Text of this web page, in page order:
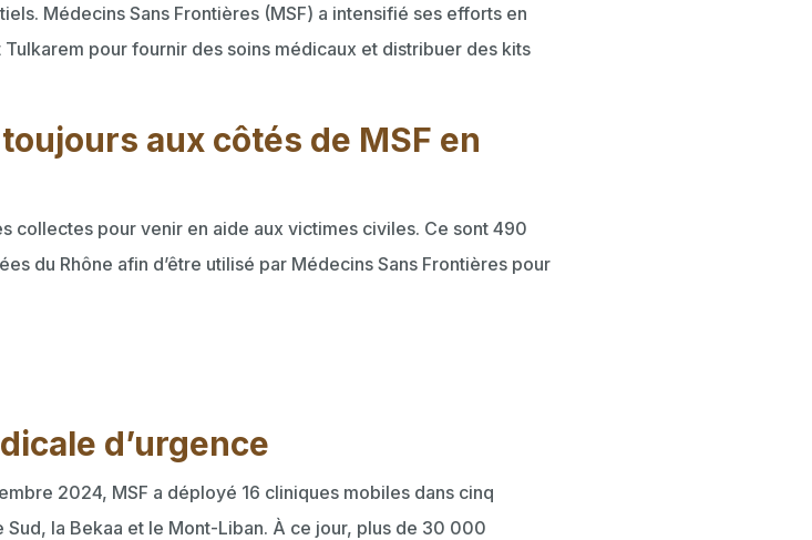
Médecins Sans Frontières (MSF) a intensifié ses efforts en
pour fournir des soins médicaux et distribuer des kits
aux côtés de MSF en
collectes pour venir en aide aux victimes civiles. Ce sont 490
du Rhône afin d’être utilisé par Médecins Sans Frontières pour
d’urgence
2024, MSF a déployé 16 cliniques mobiles dans cinq
la Bekaa et le Mont-Liban. À ce jour, plus de 30 000